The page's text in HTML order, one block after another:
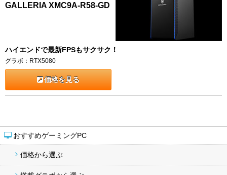
おすすめゲーミングPC
価格から選ぶ
GALLERIA XMC9A-R58-GD
ハイエンドで最新FPSもサクサク！
グラボ：RTX5080
価格を見る